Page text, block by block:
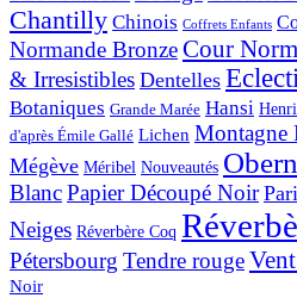
Chantilly Chinois Coffrets Enfants
Normande BronzeCour
& Irresistibles Dentelles
Botaniques Grande Marée Hansi
d'après Émile Gallé Lichen Montagne
Mégève Méribel Nouveautés
BlancPapier Découpé Noir
Neiges Réverbère Coq
Pétersbourg Tendre rouge
Noir